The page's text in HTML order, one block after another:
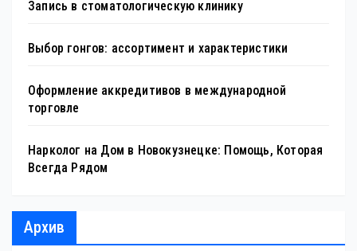
Запись в стоматологическую клинику
Выбор гонгов: ассортимент и характеристики
Оформление аккредитивов в международной
торговле
Нарколог на Дом в Новокузнецке: Помощь, Которая
Всегда Рядом
Архив